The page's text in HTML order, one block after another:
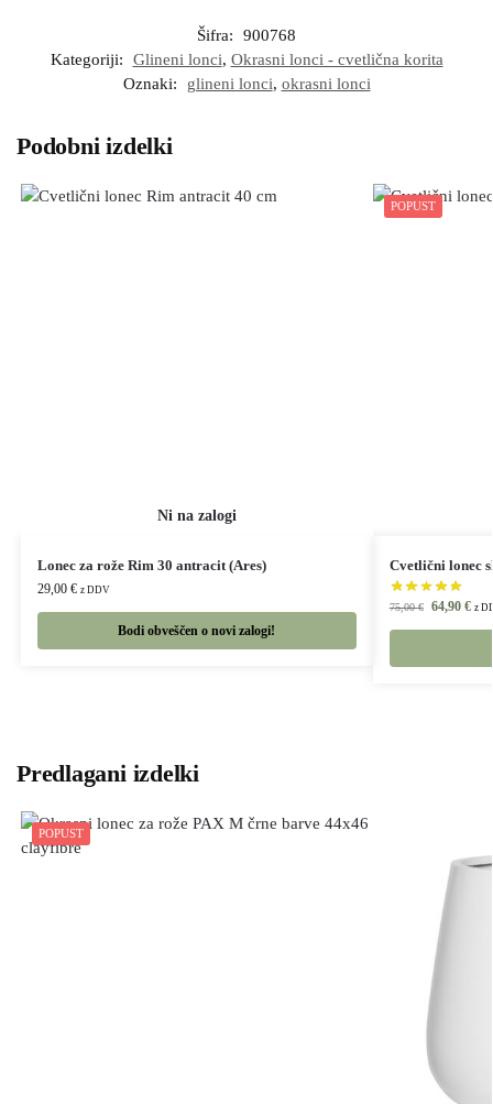
Šifra:
900768
Kategoriji:
Glineni lonci, Okrasni lonci - cvetlična korita
Oznaki:
glineni lonci, okrasni lonci
Podobni izdelki
Lonec za rože Rim 30 antracit (Ares)
29,00 € z DDV
Bodi obveščen o novi zalogi!
POPUST
Cvetlični lonec
75,00€ 64,90 € z
Predlagani izdelki
POPUST